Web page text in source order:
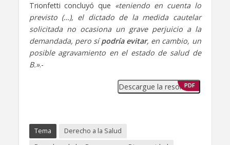
Trionfetti concluyó que «teniendo en cuenta lo
previsto (…), el dictado de la medida cautelar
solicitada no ocasiona un grave perjuicio a la
demandada, pero sípodría evitar, en cambio, un
posible agravamiento en el estado de salud de
B.».-
Descargue la resolución
PDF
Tema
Derecho a la Salud